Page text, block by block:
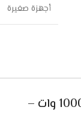
أجهزة صغيرة
مواصفات قلايه كولين هوائية 2 لتر – 1000 وات –